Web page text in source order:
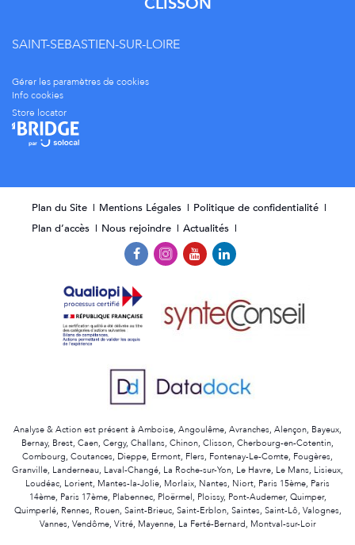
SAINT-SEBASTIEN-SUR-LOIRE
Gérer les paramètres de cookies
Info cookies
Store locator
Plan du Site Mentions Légales
Politique de confidentialité
Plan d’accès
Nous rejoindre Actualités
Analyse & Action est présent à Amboise, Angoulême, Avranches, Alençon, Bayeux,
Bernay, Brest, Caen, Cergy, Challans, Chinon, Clisson, Cherbourg-en-Cotentin,
Combourg, Coutances, Dieppe, Ermont, Flers, Fontenay-Le-Comte, Fougères,
Granville, Landerneau, Laval-Changé, La Roche-sur-Yon, Le Havre, Le Mans, Lisieux,
Loudéac, Lorient, Mantes-la-Jolie, Morlaix, Nantes, Niort, Paris 15ème, Paris
14ème, Paris 17ème, Plabennec, Ploërmel, Ploissy, Pont-Audemer, Quimper,
Quimperlé, Rennes, Rouen, Saint-Brieuc, Saint-Erblon, Saintes, Saint-Lô, Valognes,
Vannes, Vendôme, Vitré, Mayenne, La Ferté-Bernard, Montval-sur-Loir